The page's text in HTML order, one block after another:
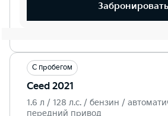
Забронировать
С пробегом
Ceed 2021
1.6 л / 128 л.c. / бензин /
передний привод